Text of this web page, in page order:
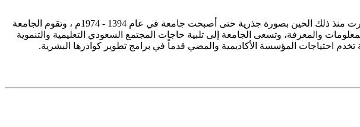
تأسست جامعة الإمام محمد بن سعود الإسلامية ممثلة في كلية الشريعة في سنة 1373هـ 1953م، وتطورت منذ ذلك الحين بصورة جذرية حتى أصبحت جامعة في عام 1394 - 1974م ، وتقوم الجامعة
والمعرفة، وتسعى الجامعة إلى تلبية حاجات المجتمع السعودي التعليمية والتنموية
تخدم احتياجات المؤسسة الأكاديمية والمضي قدماً في برامج تطوير كوادرها البشرية.